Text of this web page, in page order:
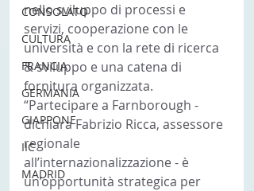
CONSOLATO
CULTURA
FRANCIA
GERMANIA
GIAPPONE
IIC
MADRID
nello sviluppo di processi e
servizi, cooperazione con le
università e con la rete di ricerca
& sviluppo e una catena di
fornitura organizzata.
“Partecipare a Farnborough -
dichiara Fabrizio Ricca, assessore
regionale
all’internazionalizzazione - è
un’opportunità strategica per